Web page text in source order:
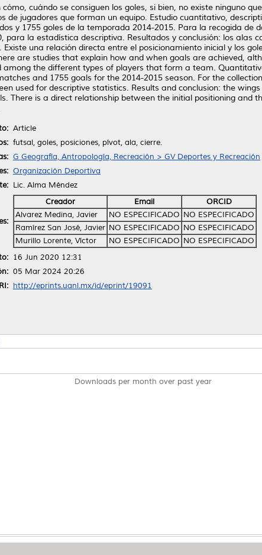
cuándo se consiguen los goles, si bien, no existe ninguno
de jugadores que forman un equipo. Estudio cuantitativo,
y 1755 goles de la temporada 2014-2015. Para la recogida
para la estadística descriptiva. Resultados y conclusión: los alas
Existe una relación directa entre el posicionamiento inicial y los
are studies that explain how and when goals are achieved,
among the different types of players that form a team.
and 1755 goals for the 2014-2015 season. For the
used for descriptive statistics. Results and conclusion: the
There is a direct relationship between the initial positioning and
Article
futsal, goles, posiciones, pívot, ala, cierre.
G Geografía, Antropología, Recreación > GV Deportes y Recreación
Organización Deportiva
Lic. Alma Méndez
Creador Email
ORCID
Alvarez Medina, Javier
NO ESPECIFICADO NO ESPECIFICADO
Ramírez San José, Javier NO ESPECIFICADO NO ESPECIFICADO
Murillo Lorente, Víctor
NO ESPECIFICADO NO ESPECIFICADO
16 Jun 2020 12:31
05 Mar 2024 20:26
http://eprints.uanl.mx/id/eprint/19091
Downloads per month over past year